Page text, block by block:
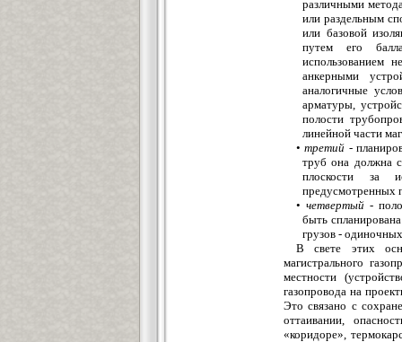
различными
или раздельным
или базовой
путем его
использованием
анкерными
аналогичные
арматуры,
полости
линейной части
•третий -
труб она должна
плоскости за
предусмотренных
• четвертый -
быть
грузов -
В свете этих
магистрального
местности
газопровода на
Это связано с
оттаивании,
«коридоре»,